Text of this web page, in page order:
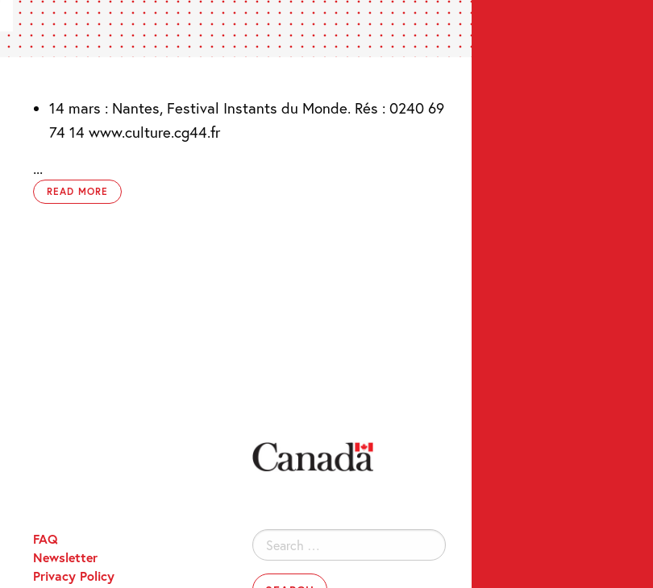
14 mars : Nantes, Festival Instants du Monde. Rés : 0240 69
74 14 www.culture.cg44.fr
...
READ MORE
Search
for:
FAQ
Newsletter
Privacy Policy